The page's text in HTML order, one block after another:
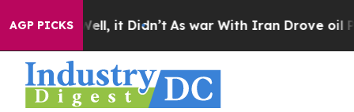
AGP PICKSWell, it Didn’t As war With Iran Drove oil